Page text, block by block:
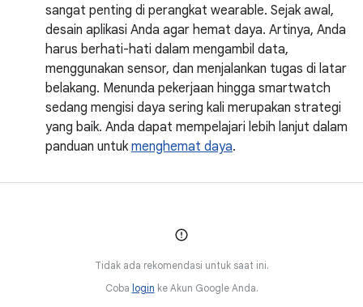
sangat penting di perangkat wearable. Sejak awal,
desain aplikasi Anda agar hemat daya. Artinya, Anda
harus berhati-hati dalam mengambil data,
menggunakan sensor, dan menjalankan tugas di latar
belakang. Menunda pekerjaan hingga smartwatch
sedang mengisi daya sering kali merupakan strategi
yang baik. Anda dapat mempelajari lebih lanjut dalam
panduan untuk menghemat daya.
Tidak ada rekomendasi untuk saat ini.
Coba login ke Akun Google Anda.